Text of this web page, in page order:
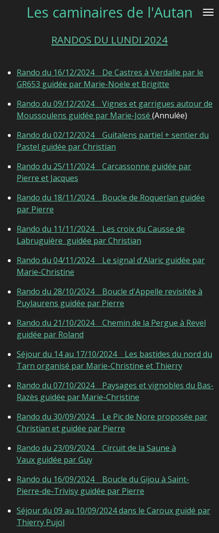
PasserLes caminaires de l'Autan
RANDOS DU LUNDI 2024
Rando du 16/12/2024 De Castres à Verdalle par le
GR653 guidée par Marie-Noële et Brigitte
Rando du 09/12/2024 Vignes et garrigues autour de
Moussoulens guidée par Marie-José (Annulée)
Rando du 02/12/2024 Guitalens partiel + sentier du
Pastel guidée par Christian
Rando du 25/11/2024 Carcassonne guidée par
Pierre et Jacques
Rando du 18/11/2024 Boucle de Roquerlan guidée
par Pierre
Rando du 11/11/2024 Les croix du Causse de
Labruguière guidée par Christian
Rando du 04/11/2024 Le signal d'Alaric guidée par
Marie-Christine
Rando du 28/10/2024 Boucle d'Appelle revisitée à
Puylaurens guidée par Pierre
Rando du 21/10/2024 Chemin de la Pergue à Revel
guidée par Roland
Séjour du 14 au 17/10/2024 Les bastides du nord du
Tarn organisé par Marie-Christine et Thierry
Rando du 07/10/2024 Paysages et vignobles du Bas-
Razès guidée par Marie-Christine
Rando du 30/09/2024 Le Pic de Nore proposée par
Christian et guidée par Pierre
Rando du 23/09/2024 Circuit de la Saune à
Vaux guidée par Guy
Rando du 16/09/2024 Boucle du Gijou à Saint-
Pierre-de-Trivisy guidée par Pierre
Séjour du 09 au 10/09/2024 dans le Caroux guidé par
Thierry Pujol